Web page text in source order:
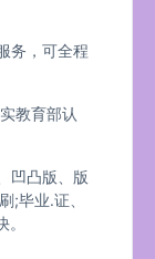
务，可全程
教育部认
凹凸版、版
;毕业.证、